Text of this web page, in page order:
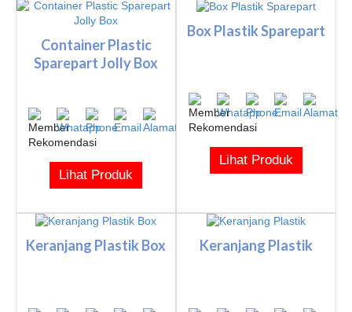
Container Plastic
Sparepart Jolly Box
Lihat Produk
Box Plastik Sparepart
Lihat Produk
Keranjang Plastik Box Keranjang Plastik